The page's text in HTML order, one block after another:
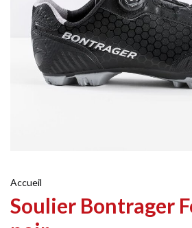
Accueil
Soulier Bontrager